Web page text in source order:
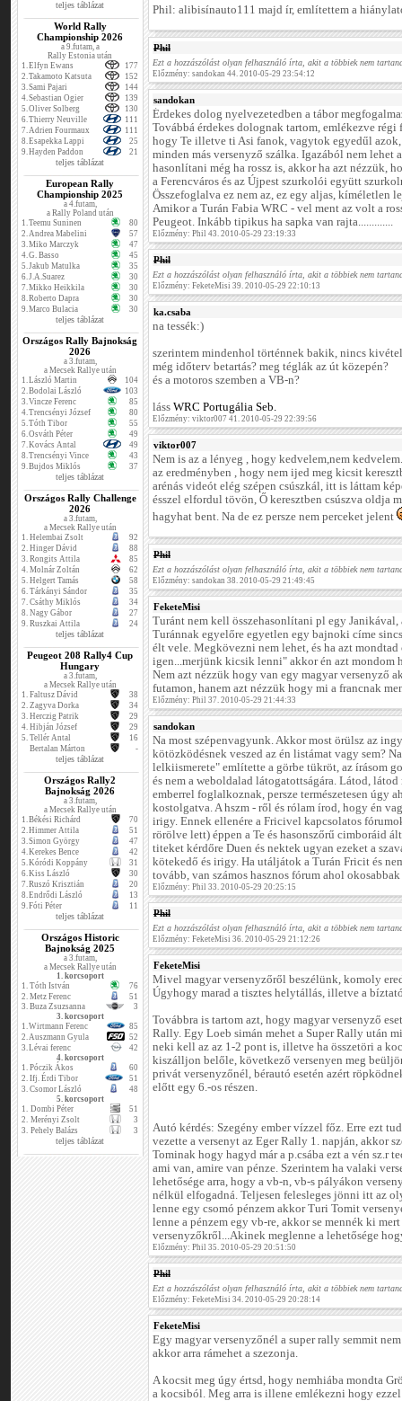
teljes táblázat
World Rally
Championship 2026
a 9.futam, a
Rally Estonia után
1.Elfyn Ewans
177
2.Takamoto Katsuta
152
3.Sami Pajari
144
4.Sebastian Ogier
139
5.Oliver Solberg
130
6.Thierry Neuville
111
7.Adrien Fourmaux
111
8.Esapekka Lappi
25
9.Hayden Paddon 21
teljes táblázat
European Rally
Championship 2025
a 4.futam,
a Rally Poland után
1.Teemu Suninen
80
2.Andrea Mabelini
57
3.Miko Marczyk
47
4.G. Basso
45
5.Jakub Matulka
35
6.J.A.Suarez
30
7.Mikko Heikkila
30
8.Roberto Dapra
30
9.Marco Bulacia 30
teljes táblázat
Országos Rally Bajnokság
2026
a 3.futam,
a Mecsek Rallye után
1.László Martin
104
2.Bodolai László
103
3.Vincze Ferenc
85
4.Trencsényi József
80
5.Tóth Tibor
55
6.Osváth Péter
49
7.Kovács Antal
49
8.Trencsényi Vince
43
9.Bujdos Miklós 37
teljes táblázat
Országos Rally Challenge
2026
a 3.futam,
a Mecsek Rallye után
1. Helembai Zsolt
92
2. Hinger Dávid
88
3. Rongits Attila
85
4. Molnár Zoltán
62
5. Helgert Tamás
58
6. Tárkányi Sándor
35
7. Csáthy Miklós
34
8. Nagy Gábor
27
9. Ruszkai Attila 24
teljes táblázat
Peugeot 208 Rally4 Cup
Hungary
a 3.futam,
a Mecsek Rallye után
1. Faltusz Dávid
38
2. Zagyva Dorka
34
3. Herczig Patrik
29
4. Hibján József
29
5. Tellér Antal
16
Bertalan Márton
-
teljes táblázat
Országos Rally2
Bajnokság 2026
a 3.futam,
a Mecsek Rallye után
1.Békési Richárd
70
2.Himmer Attila
51
3.Simon György
47
4.Kerekes Bence
42
5.Kóródi Koppány
31
6.Kiss László
30
7.Ruszó Krisztián
20
8.Endrődi László
13
9.Fóti Péter 11
teljes táblázat
Országos Historic
Bajnokság 2025
a 3.futam,
a Mecsek Rallye után
1. korcsoport
1. Tóth István
76
2. Metz Ferenc
51
3. Buza Zsuzsanna
3
3. korcsoport
1.Wirtmann Ferenc
85
2.Auszmann Gyula
52
3.Lévai ferenc
42
4. korcsoport
1. Póczik Ákos
60
2. Ifj. Érdi Tibor
51
3. Csomor László
48
5. korcsoport
1. Dombi Péter
51
2. Merényi Zsolt
3
3. Pehely Balázs 3
teljes táblázat
Phil: alibisínauto111 majd ír, említettem a
Phil
Ezt a hozzászólást olyan felhasználó írta, akit a többiek nem
Előzmény: sandokan 44. 2010-05-29 23:54:12
sandokan
Érdekes dolog nyelvezetedben a tábor
Továbbá érdekes dolognak tartom, emlékezve régi
hogy Te illetve ti Asi fanok, vagytok egyedűl
minden más versenyző szálka. Igazából nem lehet
hasonlítani még ha rossz is, akkor ha azt nézzük,
a Ferencváros és az Újpest szurkolói együtt
Összefoglalva ez nem az, ez egy aljas, kíméletlen
Amikor a Turán Fabia WRC - vel ment az volt a
Peugeot. Inkább tipikus ha sapka van rajta.............
Előzmény: Phil 43. 2010-05-29 23:19:33
Phil
Ezt a hozzászólást olyan felhasználó írta, akit a többiek nem
Előzmény: FeketeMisi 39. 2010-05-29 22:10:13
ka.csaba
na tessék:)
szerintem mindenhol történnek bakik, nincs kivétel
még időterv betartás? meg téglák az út közepén?
és a motoros szemben a VB-n?
láss WRC Portugália Seb.
Előzmény: viktor007 41. 2010-05-29 22:39:56
viktor007
Nem is az a lényeg , hogy kedvelem,nem
az eredményben , hogy nem ijed meg kicsit
arénás videót elég szépen csúszkál, itt is láttam
ésszel elfordul tövön, Ő keresztben csúszva oldja
hagyhat bent. Na de ez persze nem perceket jelent
Phil
Ezt a hozzászólást olyan felhasználó írta, akit a többiek nem
Előzmény: sandokan 38. 2010-05-29 21:49:45
FeketeMisi
Turánt nem kell összehasonlítani pl egy
Turánnak egyelőre egyetlen egy bajnoki címe
élt vele. Megkövezni nem lehet, és ha azt
igen...merjünk kicsik lenni" akkor én azt mondom
Nem azt nézzük hogy van egy magyar versenyző
futamon, hanem azt nézzük hogy mi a francnak
Előzmény: Phil 37. 2010-05-29 21:44:33
sandokan
Na most szépenvagyunk. Akkor most örülsz az
kötözködésnek veszed az én listámat vagy sem?
lelkiismerete" említette a görbe tükröt, az írásom
és nem a weboldalad látogatottságára. Látod,
emberrel foglalkoznak, persze természetesen úgy
kostolgatva. A hszm - ről és rólam írod, hogy én
irigy. Ennek ellenére a Fricivel kapcsolatos
rörölve lett) éppen a Te és hasonszőrű cimboráid
titeket kérdőre Duen és nektek ugyan ezeket a
kötekedő és irigy. Ha utáljátok a Turán Fricit és
tovább, van számos hasznos fórum ahol
Előzmény: Phil 33. 2010-05-29 20:25:15
Phil
Ezt a hozzászólást olyan felhasználó írta, akit a többiek nem
Előzmény: FeketeMisi 36. 2010-05-29 21:12:26
FeketeMisi
Mivel magyar versenyzőről beszélünk, komoly
Úgyhogy marad a tisztes helytállás, illetve a
Továbbra is tartom azt, hogy magyar versenyző
Rally. Egy Loeb simán mehet a Super Rally után
neki kell az az 1-2 pont is, illetve ha összetöri a
kiszálljon belőle, következő versenyen meg
privát versenyzőnél, bérautó esetén azért
előtt egy 6.-os részen.
Autó kérdés: Szegény ember vízzel főz. Erre ezt
vezette a versenyt az Eger Rally 1. napján, akkor
Tominak hogy hagyd már a p.csába ezt a vén sz.r
ami van, amire van pénze. Szerintem ha valaki
lehetősége arra, hogy a vb-n, vb-s pályákon
nélkül elfogadná. Teljesen felesleges jönni itt az
lenne egy csomó pénzem akkor Turi Tomit
lenne a pénzem egy vb-re, akkor se mennék ki
versenyzőkről...Akinek meglenne a lehetősége
Előzmény: Phil 35. 2010-05-29 20:51:50
Phil
Ezt a hozzászólást olyan felhasználó írta, akit a többiek nem
Előzmény: FeketeMisi 34. 2010-05-29 20:28:14
FeketeMisi
Egy magyar versenyzőnél a super rally semmit
akkor arra rámehet a szezonja.
A kocsit meg úgy értsd, hogy nemhiába mondta
a kocsiból. Meg arra is illene emlékezni hogy